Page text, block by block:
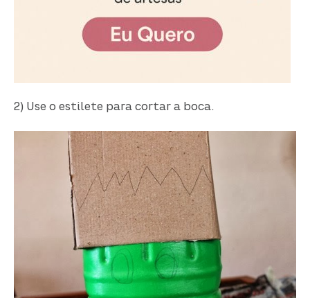
2) Use o estilete para cortar a boca.